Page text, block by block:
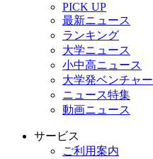
PICK UP
最新ニュース
ランキング
大学ニュース
小中高ニュース
大学発ベンチャー
ニュース特集
動画ニュース
サービス
ご利用案内